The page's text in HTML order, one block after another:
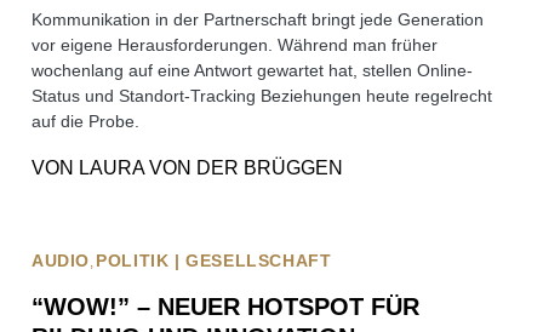
Kommunikation in der Partnerschaft bringt jede Generation
vor eigene Herausforderungen. Während man früher
wochenlang auf eine Antwort gewartet hat, stellen Online-
Status und Standort-Tracking Beziehungen heute regelrecht
auf die Probe.
VON LAURA VON DER BRÜGGEN
AUDIO POLITIK | GESELLSCHAFT
“WOW!” – NEUER HOTSPOT FÜR